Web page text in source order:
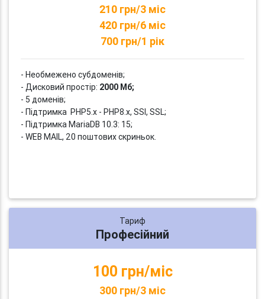
210 грн/3 міс
420 грн/6 міс
700 грн/1 рік
- Необмежено субдоменів;
- Дисковий простір: 2000 Мб;
- 5 доменів;
- Підтримка PHP5.x - PHP8.x, SSI, SSL;
- Підтримка MariaDB 10.3: 15;
- WEB MAIL, 20 поштових скриньок.
Тариф
Професійний
100 грн/міс
300 грн/3 міс